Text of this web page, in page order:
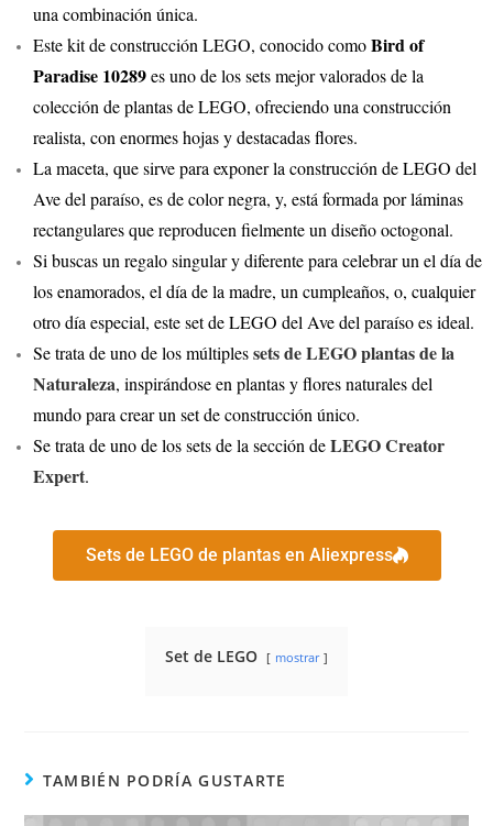
una combinación única.
Este kit de construcción LEGO, conocido comoBird of
Paradise 10289es uno de los sets mejor valorados de la
colección de plantas de LEGO, ofreciendo una construcción
realista, con enormes hojas y destacadas flores.
La maceta, que sirve para exponer la construcción de LEGO del
Ave del paraíso, es de color negra, y, está formada por láminas
rectangulares que reproducen fielmente un diseño octogonal.
Si buscas un regalo singular y diferente para celebrar un el día de
los enamorados, el día de la madre, un cumpleaños, o, cualquier
otro día especial, este set de LEGO del Ave del paraíso es ideal.
Se trata de uno de los múltiplessets de LEGO plantas de la
Naturaleza, inspirándose en plantas y flores naturales del
mundo para crear un set de construcción único.
Se trata de uno de los sets de la sección deLEGO Creator
Expert.
Sets de LEGO de plantas en Aliexpress
Set de LEGO mostrar
TAMBIÉN PODRÍA GUSTARTE